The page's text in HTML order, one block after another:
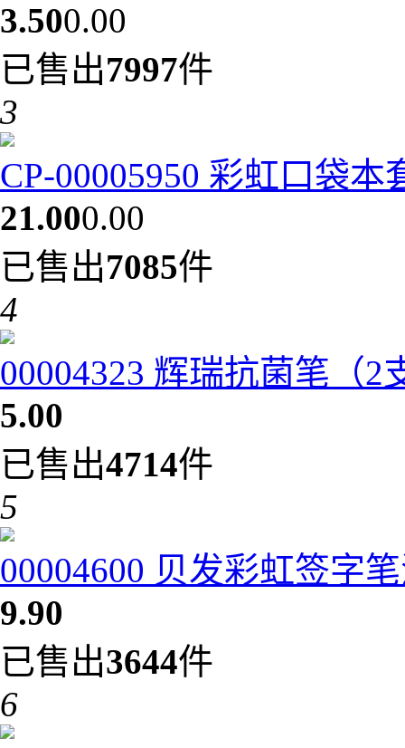
3.500.00
已售出7997件
3
CP-00005950 彩虹口袋本
21.000.00
已售出7085件
4
00004323 辉瑞抗菌笔（2
5.00
已售出4714件
5
00004600 贝发彩虹签字
9.90
已售出3644件
6